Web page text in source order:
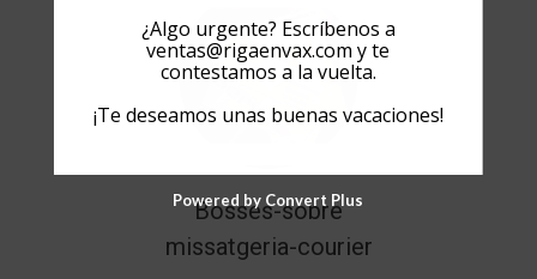
Bosses-sobre
missatgeria-courier
¿Algo urgente? Escríbenos a
ventas@rigaenvax.com y te
contestamos a la vuelta.
¡Te deseamos unas buenas vacaciones!
Powered by Convert Plus